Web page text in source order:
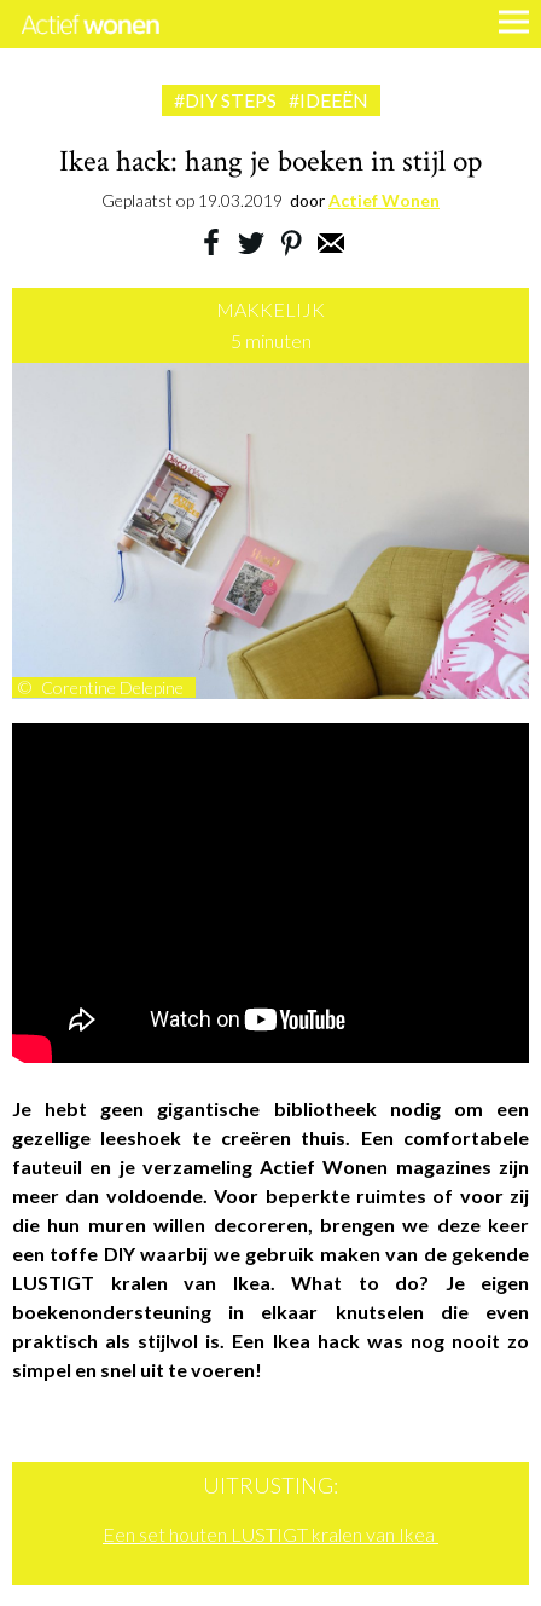
#DIY STEPS #IDEEËN
Ikea hack: hang je boeken in stijl op
Geplaatst op 19.03.2019 doorActief Wonen
MAKKELIJK
5 minuten
© Corentine Delepine
Je hebt geen gigantische bibliotheek nodig om een
gezellige leeshoek te creëren thuis. Een comfortabele
fauteuil en je verzameling Actief Wonen magazines zijn
meer dan voldoende. Voor beperkte ruimtes of voor zij
die hun muren willen decoreren, brengen we deze keer
een toffe DIY waarbij we gebruik maken van de gekende
LUSTIGT kralen van Ikea. What to do? Je eigen
boekenondersteuning in elkaar knutselen die even
praktisch als stijlvol is. Een Ikea hack was nog nooit zo
simpel en snel uit te voeren!
UITRUSTING:
Een set houten LUSTIGT kralen van Ikea